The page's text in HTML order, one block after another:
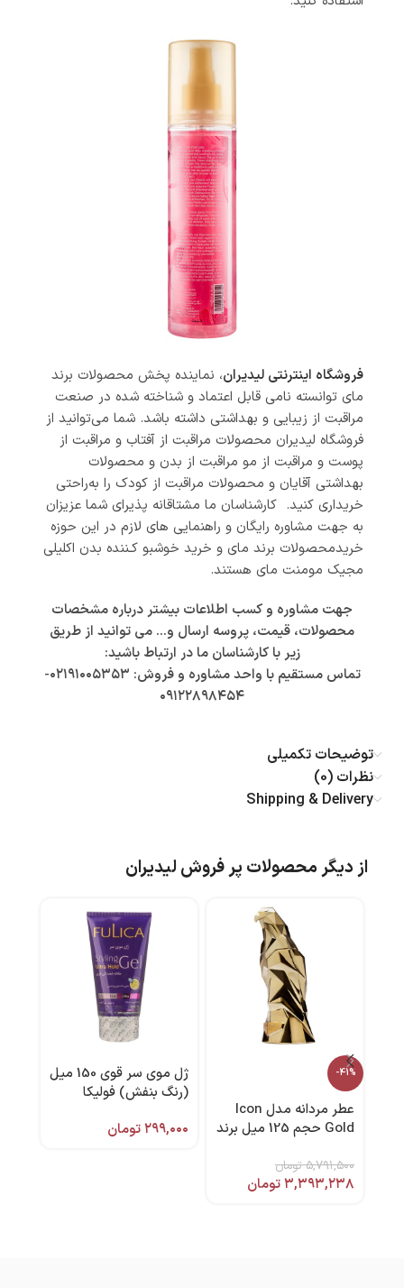
فروشگاه اینترنتی لیدیران، نماینده پخش محصولات برند
مای توانسته نامی قابل اعتماد و شناخته شده در صنعت
مراقبت از زیبایی و بهداشتی داشته باشد. شما می‌توانید از
فروشگاه لیدیران محصولات مراقبت از آفتاب و مراقبت از
پوست و مراقبت از مو مراقبت از بدن و محصولات
بهداشتی آقایان و محصولات مراقبت از کودک را به‌راحتی
خریداری کنید. کارشناسان ما مشتاقانه پذیرای شما عزیزان
به جهت مشاوره رایگان و راهنمایی های لازم در این حوزه
خریدمحصولات برند مای و خرید خوشبو کـننده بدن اکلیلی
مجیک مومنت مای هستند.
جهت مشاوره و کسب اطلاعات بیشتر درباره مشخصات
محصولات، قیمت، پروسه ارسال و… می توانید از طریق
زیر با کارشناسان ما در ارتباط باشید:
تماس مستقیم با واحد مشاوره و فروش: ۰۲۱۹۱۰۰۵۳۵۳-
۰۹۱۲۲۸۹۸۴۵۴
توضیحات تکمیلی
نظرات (0)
Shipping & Delivery
از دیگر محصولات پر فروش لیدیران
-41%
عطر مردانه مدل Icon
Gold حجم 125 میل برند
۵,۷۹۱,۵۰۰تومان
۳,۳۹۳,۲۳۸تومان
ژل موی سر قوی 150 میل
(رنگ بنفش) فولیکا
۲۹۹,۰۰۰تومان